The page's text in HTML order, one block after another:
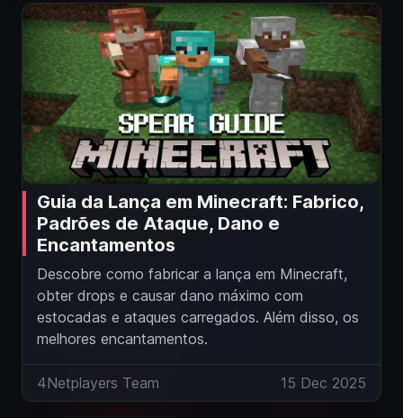
Guia da Lança em Minecraft: Fabrico,
Padrões de Ataque, Dano e
Encantamentos
Descobre como fabricar a lança em Minecraft,
obter drops e causar dano máximo com
estocadas e ataques carregados. Além disso, os
melhores encantamentos.
4Netplayers Team 15 Dec 2025